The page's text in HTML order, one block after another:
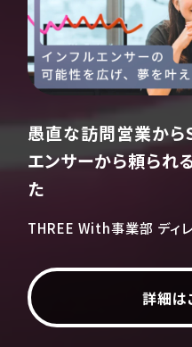
愚直な訪問営業から
エンサーから頼られ
た
THREE With事業部 ディ
詳細は